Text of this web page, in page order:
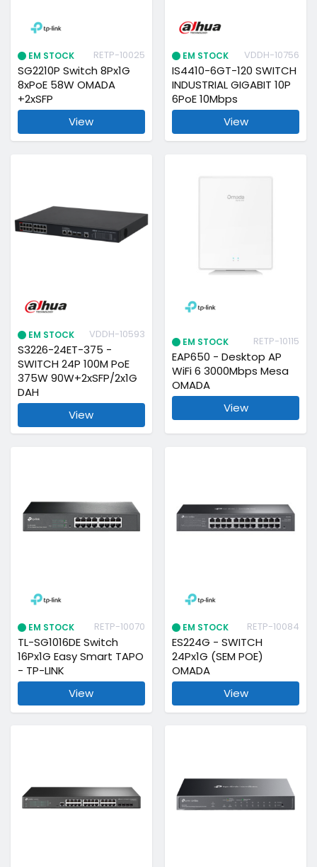
EM STOCK RETP-10025
SG2210P Switch 8Px1G
8xPoE 58W OMADA
+2xSFP
View
EM STOCK VDDH-10756
IS4410-6GT-120 SWITCH
INDUSTRIAL GIGABIT 10P
6PoE 10Mbps
View
EM STOCK VDDH-10593
S3226-24ET-375 -
SWITCH 24P 100M PoE
375W 90W+2xSFP/2x1G
DAH
View
EM STOCK RETP-10115
EAP650 - Desktop AP
WiFi 6 3000Mbps Mesa
OMADA
View
EM STOCK RETP-10070
TL-SG1016DE Switch
16Px1G Easy Smart TAPO
- TP-LINK
View
EM STOCK RETP-10084
ES224G - SWITCH
24Px1G (SEM POE)
OMADA
View